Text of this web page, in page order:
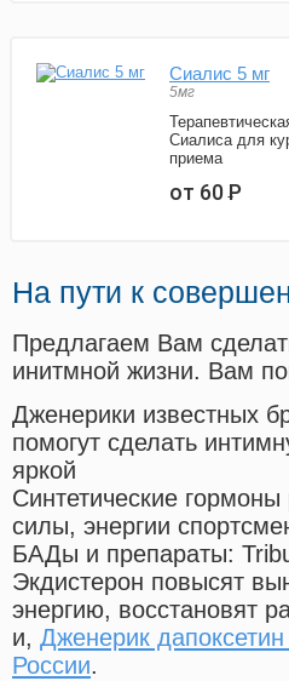
Сиалис 5 мг
5мг
Сиалиса для
приема
от 60Р
На пути к
Предлагаем Вам
инитмной жизни. Вам
Дженерики известных
помогут сделать
яркой
Синтетические гормоны
силы, энергии
БАДы и препараты:
Экдистерон повысят
энергию, восстановят
и, Дженерик
России.